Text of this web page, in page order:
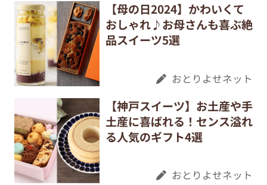
【母の日2024】かわいくて
おしゃれ♪お母さんも喜ぶ絶
品スイーツ5選
おとりよせネット
【神戸スイーツ】お土産や手
土産に喜ばれる！センス溢れ
る人気のギフト4選
おとりよせネット